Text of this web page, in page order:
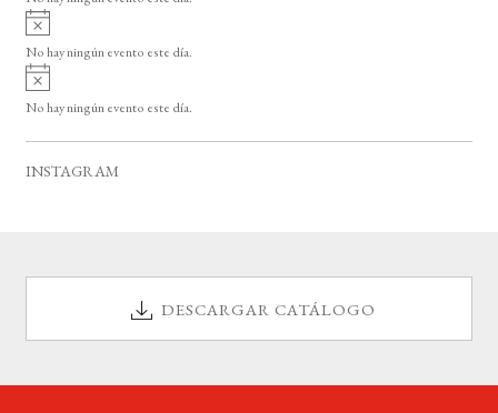
i
o
A
v
i
o
No hay ningún evento este día.
A
v
i
No hay ningún evento este día.
INSTAGRAM
DESCARGAR CATÁLOGO